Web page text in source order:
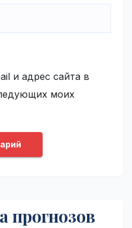
и адрес сайта в
моих
прогнозов